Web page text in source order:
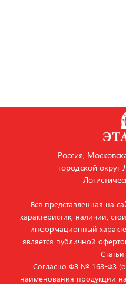
Россия,
городской
Вся представленная на
характеристик, наличии,
информационный
является публичной
Согласно ФЗ № 168‑ФЗ
наименования продукции